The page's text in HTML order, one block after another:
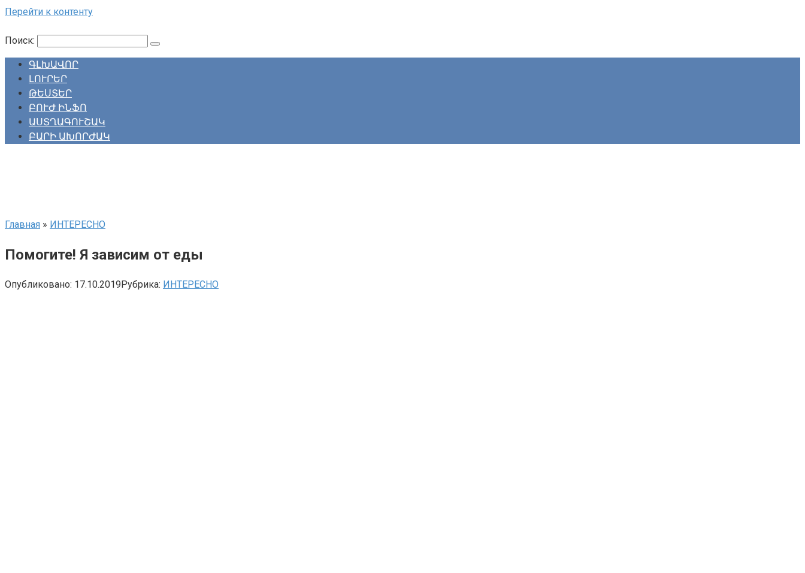
Перейти к контенту
Поиск:
ԳԼԽԱՎՈՐ
ԼՈՒՐԵՐ
ԹԵՍՏԵՐ
ԲՈՒԺ ԻՆՖՈ
ԱՍՏՂԱԳՈՒՇԱԿ
ԲԱՐԻ ԱԽՈՐԺԱԿ
Главная » ИНТЕРЕСНО
Помогите! Я зависим от еды
Опубликовано: 17.10.2019Рубрика: ИНТЕРЕСНО